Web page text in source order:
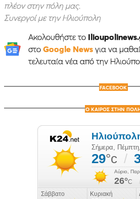
πλέον στην πόλη μας.
Συνεργοί με την Ηλιούπολη
Ακολουθήστε το
στο Google Newsγια να
τελευταία νέα από την
FACEBOOK
Ο ΚΑΙΡΟΣ ΣΤΗΝ